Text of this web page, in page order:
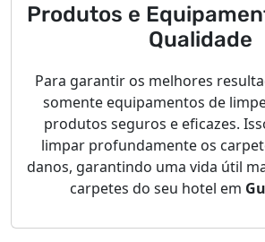
Produtos e
Qualidade
Para garantir os melhores
somente equipamentos de
produtos seguros e eficazes.
limpar profundamente os
danos, garantindo uma vida útil
carpetes do seu hotel em